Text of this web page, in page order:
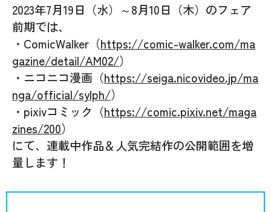
2023年7月19日（水）～8月10日（木）のフェア
前期では、
・ComicWalker（https://comic-walker.com/ma
gazine/detail/AM02/）
・ニコニコ漫画（https://seiga.nicovideo.jp/ma
nga/official/sylph/）
・pixivコミック（https://comic.pixiv.net/maga
zines/200）
にて、連載中作品＆人気完結作の公開範囲を増
量します！